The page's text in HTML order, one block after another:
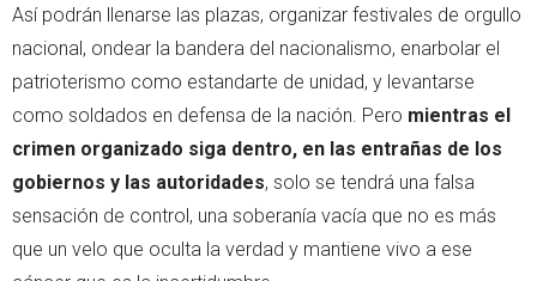
Así podrán llenarse las plazas, organizar festivales de orgullo
nacional, ondear la bandera del nacionalismo, enarbolar el
patrioterismo como estandarte de unidad, y levantarse
como soldados en defensa de la nación. Pero mientras el
crimen organizado siga dentro, en las entrañas de los
gobiernos y las autoridades, solo se tendrá una falsa
sensación de control, una soberanía vacía que no es más
que un velo que oculta la verdad y mantiene vivo a ese